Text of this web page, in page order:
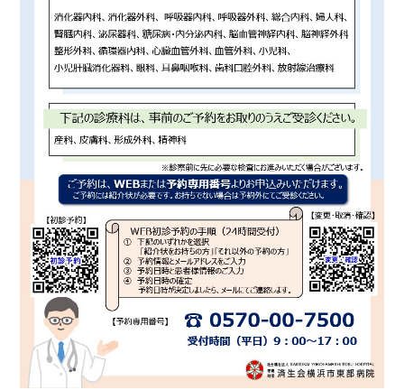
院長あいさつ
理念・方針・患者さんの権利
施設概要と沿革
倫理に関する事
情報公開
厚生労働大臣が定める掲示事項
施設認定
数字で見る
東部病院のいま
臨床研究に関する情報公開について（オプトアウト）
ご来院される方へトップ
外来について
初診の方へ
再診の方へ
セカンドオピニオンのご案内
外来のお会計について
入院・面会について
入院が決まったら
入院中の過ごし方
入院のお会計について
診療科・センター・部門
医療機関・医療者の方へ
医療機関・医療者の方へトップ
医療連携センターについて
患者さんのご紹介方法
医療連携センター長ごあいさつ
医療連携センターのご案内
医療機関様からのよくあるご質問
連携登録医制度
お知らせ
イベント
採用情報
病院ボランティア募集
ご寄付のお願い